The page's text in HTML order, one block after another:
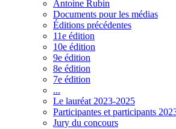
Antoine Rubin
Documents pour les médias
Éditions précédentes
11e édition
10e édition
9e édition
8e édition
7e édition
...
Le lauréat 2023-2025
Participantes et participants
Jury du concours